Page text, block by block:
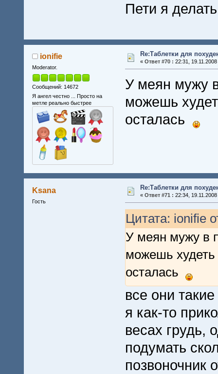
Пети я
ionifie
Moderator.
Сообщений: 14672
Я ангел честно ... Просто на
метле реально быстрее
Re:Таблетки для
« Ответ #70 : 22:31, 19.11.2008
У меян мужу
можешь
осталась
Ksana
Гость
Re:Таблетки для
« Ответ #71 : 22:34, 19.11.2008
Цитата: ionifie
У меян мужу в
можешь худеть
осталась
все они
я как-то
весах грудь,
подумать
позвоночник